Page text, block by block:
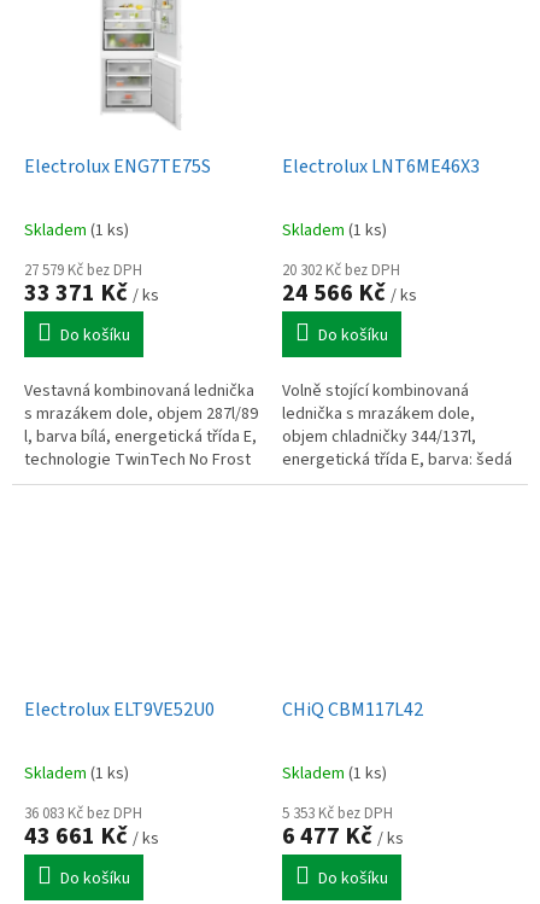
Electrolux ENG7TE75S
Skladem (1 ks)
27 579 Kč bez DPH
33 371 Kč / ks
Do košíku
Vestavná kombinovaná lednička
s mrazákem dole, objem 287l/89
l, barva bílá, energetická třída E,
technologie TwinTech No Frost
a DynamicAir, roční spotřeba
Electrolux LNT6ME46X3
Skladem (1 ks)
20 302 Kč bez DPH
24 566 Kč / ks
Do košíku
Volně stojící kombinovaná
lednička s mrazákem dole,
objem chladničky 344/137l,
energetická třída E, barva: šedá
a nerezové dveře s ochranou
Electrolux ELT9VE52U0
Skladem (1 ks)
36 083 Kč bez DPH
43 661 Kč / ks
Do košíku
CHiQ CBM117L42
Skladem (1 ks)
5 353 Kč bez DPH
6 477 Kč / ks
Do košíku